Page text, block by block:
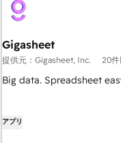
Gigasheet
提供元：Gigasheet, Inc. 20
Big data. Spreadsheet
アプリ